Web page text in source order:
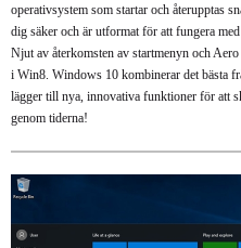
operativsystem som startar och återupptas
dig säker och är utformat för att fungera
Njut av återkomsten av startmenyn och
i Win8. Windows 10 kombinerar det bästa
lägger till nya, innovativa funktioner för att
genom tiderna!